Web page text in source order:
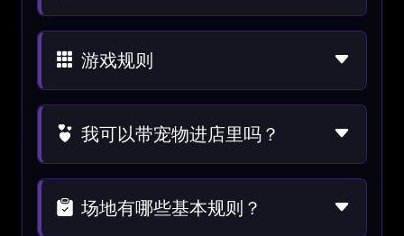
游戏规则
我可以带宠物进店里吗？
场地有哪些基本规则？